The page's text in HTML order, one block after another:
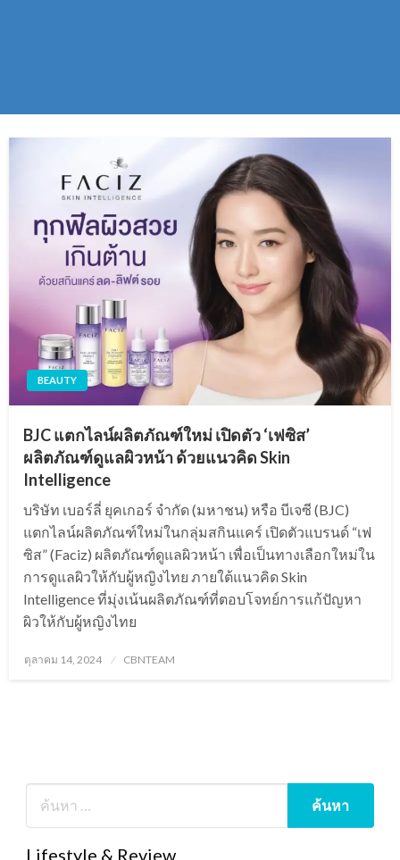
BEAUTY
BJC แตกไลน์ผลิตภัณฑ์ใหม่ เปิดตัว ‘เฟซิส’
ผลิตภัณฑ์ดูแลผิวหน้า ด้วยแนวคิด Skin
Intelligence
บริษัท เบอร์ลี่ ยุคเกอร์ จำกัด (มหาชน) หรือ บีเจซี (BJC)
แตกไลน์ผลิตภัณฑ์ใหม่ในกลุ่มสกินแคร์ เปิดตัวแบรนด์ “เฟ
ซิส” (Faciz) ผลิตภัณฑ์ดูแลผิวหน้า เพื่อเป็นทางเลือกใหม่ใน
การดูแลผิวให้กับผู้หญิงไทย ภายใต้แนวคิด Skin
Intelligence ที่มุ่งเน้นผลิตภัณฑ์ที่ตอบโจทย์การแก้ปัญหา
ผิวให้กับผู้หญิงไทย
Posted
on
ตุลาคม 14, 2024 CBNTEAM
Lifestyle & Review